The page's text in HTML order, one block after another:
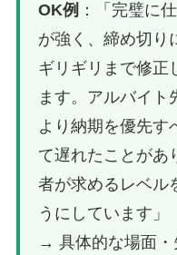
OK例 ：「完璧に
が強く、締め切り
ギリギリまで修正
ます。アルバイト
より納期を優先す
て遅れたことがあ
者が求めるレベル
うにしています」
→ 具体的な場面・